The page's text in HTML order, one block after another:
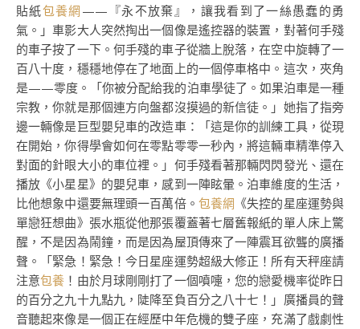
貼紙包養網 ——『永不放棄』，讓我看到了一絲愚蠢的勇
氣。」車影大人突然掏出一個像是遙控器的裝置，對著何手殘
的車子按了一下。何手殘的車子從牆上脫落，在空中旋轉了一
百八十度，穩穩地停在了地面上的一個停車格中。這次，夾角
是——零度。「你被分配給我的泊車學徒了。如果泊車是一種
宗教，你就是那個連方向盤都沒摸過的新信徒。」她指了指旁
邊一輛像是巨型嬰兒車的改造車：「這是你的訓練工具，從現
在開始，你得學會如何在零點零零一秒內，將這輛車精準停入
對面的針眼大小的車位裡。」何手殘看著那輛閃閃發光、還在
播放《小星星》的嬰兒車，感到一陣眩暈。泊車維度的生活，
比他想象中還要無理頭一百萬倍。 包養網 《失控的星座運勢與
單戀狂想曲》張水瓶從他那張覆蓋著七層舊報紙的單人床上驚
醒，不是因為鬧鐘，而是因為屋頂傳來了一陣震耳欲聾的廣播
聲。「緊急！緊急！今日星座運勢超級大修正！所有天秤座請
注意包養 ！由於月球剛剛打了一個噴嚏，您的戀愛機率從昨日
的百分之九十九點九，陡降至負百分之八十七！」廣播員的聲
音聽起來像是一個正在經歷中年危機的雙子座，充滿了戲劇性